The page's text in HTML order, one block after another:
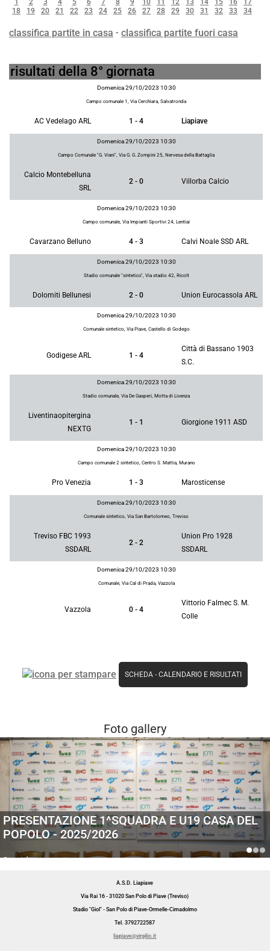
1 2 3 4 5 6 7 8 9 10 11 12 13 14 15 16
17
18
19 20 21 22 23 24 25 26 27 28 29 30 31 32 33 34
classifica partite in casa - classifica partite fuori casa
risultati della 8° giornata
Domenica 29/10/2023 10:30
Campo comunale 1, Via Cerchiara, Salvatronda
AC Vedelago ARL 1 - 4 Liapiave
Domenica 29/10/2023 10:30
Campo Comunale "G. Viani", Via G. G. Zompini 25, Nervesa della Battaglia
Calcio Montebelluna
SRL
2 - 0 Villorba Calcio
Domenica 29/10/2023 10:30
Campo comunale, Via Impianti Sportivi 24, Lentiai
Cavarzano Belluno 4 - 3 Calvi Noale SSD ARL
Domenica 29/10/2023 10:30
Stadio comunale "sintetico", Via stadio 42, Ricolt
Dolomiti Bellunesi 2 - 0 Union Eurocassola ARL
Domenica 29/10/2023 10:30
Comunale sintetico, Via Piave, Castello di Godego
Godigese ARL 1 - 4
Città di Bassano 1903
S.C.
Domenica 29/10/2023 10:30
Stadio comunale, Via De Gasperi, Motta di Livenza
Liventinaopitergina
NEXTG
1 - 1 Giorgione 1911 ASD
Domenica 29/10/2023 10:30
Campo comunale 2 sintetico, Centro S. Mattia, Murano
Pro Venezia 1 - 3 Marosticense
Domenica 29/10/2023 10:30
Comunale sintetico, Via San Bartolomeo, Treviso
Treviso FBC 1993
SSDARL
2 - 2
Union Pro 1928
SSDARL
Domenica 29/10/2023 10:30
Comunale, Via Cal di Prada, Vazzola
Vazzola 0 - 4
Vittorio Falmec S. M.
Colle
SCHEDA - CALENDARIO E RISULTATI
Foto gallery
PRESENTAZIONE 1^SQUADRA E U19 CASA DEL
POPOLO - 2025/2026
Generiche
A.S.D. Liapiave
Via Rai 16 - 31020 San Polo di Piave (Treviso)
Stadio "Giol" - San Polo di Piave-Ormelle-Cimadolmo
Tel. 3792722587
liapiave@virgilio.it